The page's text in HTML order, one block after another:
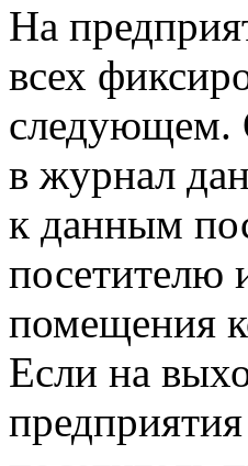
На
всех
следующем.
в журнал
к данным
посетителю
помещения
Если на